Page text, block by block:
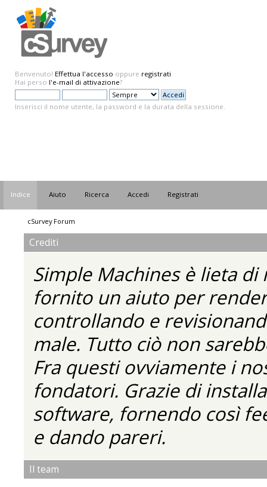
Benvenuto! Effettua l'accesso oppure registrati.
Hai perso l'e-mail di attivazione?
Inserisci il nome utente, la password e la durata della sessione.
Indice Aiuto Ricerca Accedi Registrati
cSurvey Forum
Crediti
Simple Machines è lieta
fornito un aiuto per
controllando e
male. Tutto ciò non
Fra questi ovviamente i
fondatori. Grazie di
software, fornendo così
e dando pareri.
Il team